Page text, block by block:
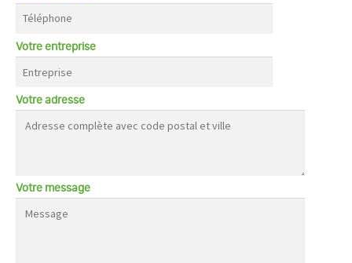
Votre entreprise
Votre adresse
Votre message